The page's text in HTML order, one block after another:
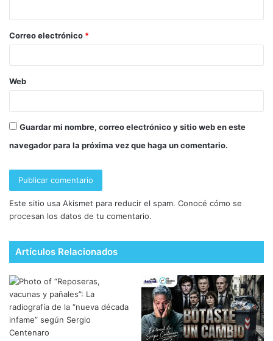
Correo electrónico *
Web
Guardar mi nombre, correo electrónico y sitio web en este
navegador para la próxima vez que haga un comentario.
Este sitio usa Akismet para reducir el spam. Conocé cómo se
procesan los datos de tu comentario.
Artículos Relacionados